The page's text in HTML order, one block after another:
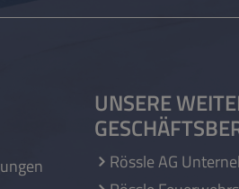
UNSERE
Rössle AG